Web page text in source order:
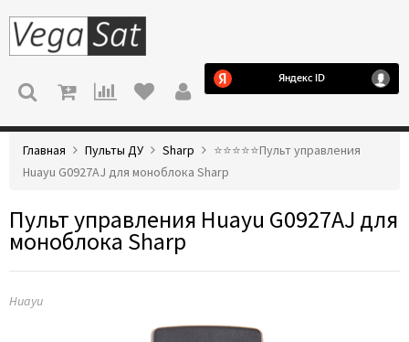
МЕНЮ
Главная Пульты ДУ Sharp
⭐️⭐️⭐️⭐️⭐️Пульт управления
Huayu G0927AJ для моноблока Sharp
Пульт управления Huayu G0927AJ для
моноблока Sharp
Huayu